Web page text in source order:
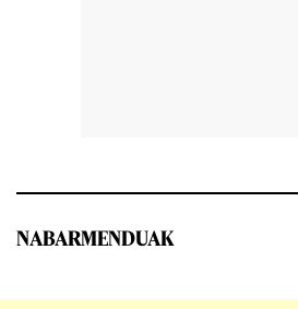
NABARMENDUAK